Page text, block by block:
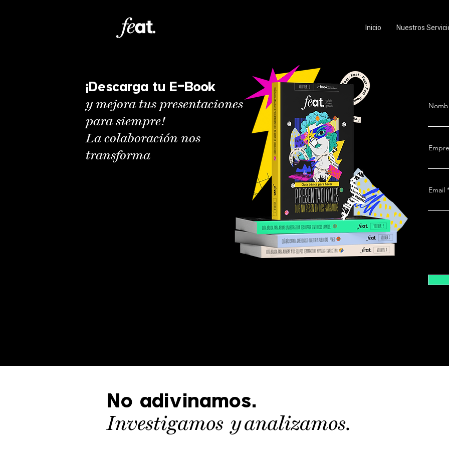
Inicio Nuestros
¡Descarga tu E-Book
y mejora tus presentaciones
para siempre!
La colaboración nos
transforma
Email
No adivinamos.
Investigamos yanalizamos.